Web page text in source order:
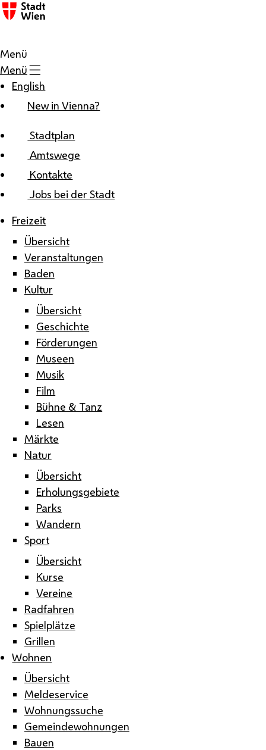
Zum Inhalt
Menü
Menü
English
New in Vienna?
Stadtplan
Amtswege
Kontakte
Jobs bei der Stadt
Freizeit
Übersicht
Veranstaltungen
Baden
Kultur
Übersicht
Geschichte
Förderungen
Museen
Musik
Film
Bühne & Tanz
Lesen
Märkte
Natur
Übersicht
Erholungsgebiete
Parks
Wandern
Sport
Übersicht
Kurse
Vereine
Radfahren
Spielplätze
Grillen
Wohnen
Übersicht
Meldeservice
Wohnungssuche
Gemeindewohnungen
Bauen